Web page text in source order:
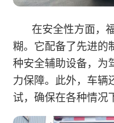
在安全性方面，
糊。它配备了先进的
种安全辅助设备，为
力保障。此外，车辆
试，确保在各种情况